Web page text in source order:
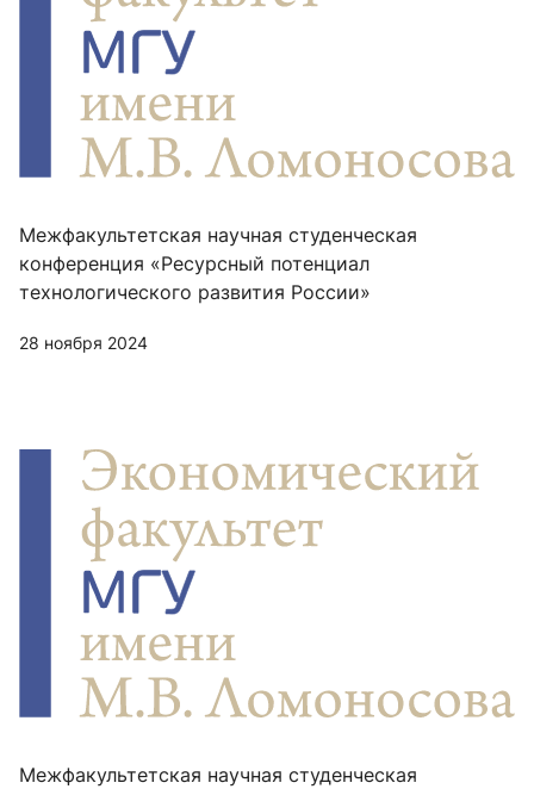
Межфакультетская научная студенческая
конференция «Ресурсный потенциал
технологического развития России»
28 ноября 2024
Межфакультетская научная студенческая